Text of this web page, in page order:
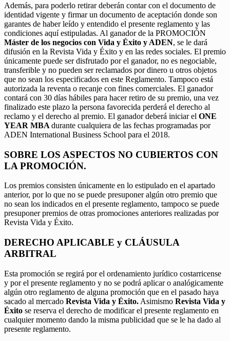
Además, para poderlo retirar deberán contar con el documento de
identidad vigente y firmar un documento de aceptación donde son
garantes de haber leído y entendido el presente reglamento y las
condiciones aquí estipuladas. Al ganador de la PROMOCIÓN
Máster de los negocios con Vida y Éxito y ADEN, se le dará
difusión en la Revista Vida y Éxito y en las redes sociales. El premio
únicamente puede ser disfrutado por el ganador, no es negociable,
transferible y no pueden ser reclamados por dinero u otros objetos
que no sean los especificados en este Reglamento. Tampoco está
autorizada la reventa o recanje con fines comerciales. El ganador
contará con 30 días hábiles para hacer retiro de su premio, una vez
finalizado este plazo la persona favorecida perderá el derecho al
reclamo y el derecho al premio. El ganador deberá iniciar el ONE
YEAR MBA durante cualquiera de las fechas programadas por
ADEN International Business School para el 2018.
SOBRE LOS ASPECTOS NO CUBIERTOS CON
LA PROMOCIÓN.
Los premios consisten únicamente en lo estipulado en el apartado
anterior, por lo que no se puede presuponer algún otro premio que
no sean los indicados en el presente reglamento, tampoco se puede
presuponer premios de otras promociones anteriores realizadas por
Revista Vida y Éxito.
DERECHO APLICABLE y CLÁUSULA
ARBITRAL
Esta promoción se regirá por el ordenamiento jurídico costarricense
y por el presente reglamento y no se podrá aplicar o analógicamente
algún otro reglamento de alguna promoción que en el pasado haya
sacado al mercado Revista Vida y Éxito. Asimismo Revista Vida y
Éxito se reserva el derecho de modificar el presente reglamento en
cualquier momento dando la misma publicidad que se le ha dado al
presente reglamento.